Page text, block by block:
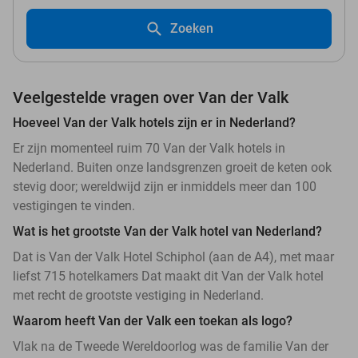
Zoeken
Veelgestelde vragen over Van der Valk
Hoeveel Van der Valk hotels zijn er in Nederland?
Er zijn momenteel ruim 70 Van der Valk hotels in
Nederland. Buiten onze landsgrenzen groeit de keten ook
stevig door; wereldwijd zijn er inmiddels meer dan 100
vestigingen te vinden.
Wat is het grootste Van der Valk hotel van Nederland?
Dat is Van der Valk Hotel Schiphol (aan de A4), met maar
liefst 715 hotelkamers Dat maakt dit Van der Valk hotel
met recht de grootste vestiging in Nederland.
Waarom heeft Van der Valk een toekan als logo?
Vlak na de Tweede Wereldoorlog was de familie Van der